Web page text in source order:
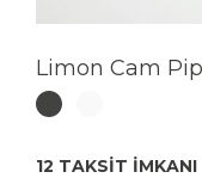
Limon Cam
12 TAKSİT İMKANI